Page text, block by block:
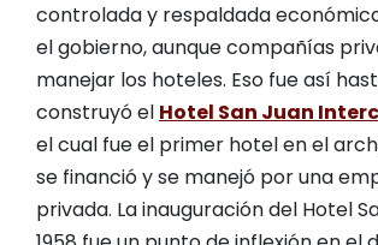
controlada y respaldada
el gobierno, aunque compañías
manejar los hoteles. Eso fue así
construyó el Hotel San Juan
el cual fue el primer hotel en el
se financió y se manejó por una
privada. La inauguración del Hotel